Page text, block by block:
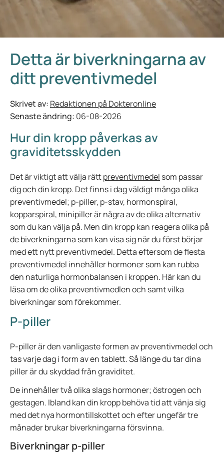
Detta är biverkningarna av
ditt preventivmedel
Skrivet av: Redaktionen på Dokteronline
Senaste ändring: 06-08-2026
Hur din kropp påverkas av
graviditetsskydden
Det är viktigt att välja rättpreventivmedel som passar
dig och din kropp. Det finns i dag väldigt många olika
preventivmedel; p-piller, p-stav, hormonspiral,
kopparspiral, minipiller är några av de olika alternativ
som du kan välja på. Men din kropp kan reagera olika på
de biverkningarna som kan visa sig när du först börjar
med ett nytt preventivmedel. Detta eftersom de flesta
preventivmedel innehåller hormoner som kan rubba
den naturliga hormonbalansen i kroppen. Här kan du
läsa om de olika preventivmedlen och samt vilka
biverkningar som förekommer.
P-piller
P-piller är den vanligaste formen av preventivmedel och
tas varje dag i form av en tablett. Så länge du tar dina
piller är du skyddad från graviditet.
De innehåller två olika slags hormoner; östrogen och
gestagen. Ibland kan din kropp behöva tid att vänja sig
med det nya hormontillskottet och efter ungefär tre
månader brukar biverkningarna försvinna.
Biverkningar p-piller